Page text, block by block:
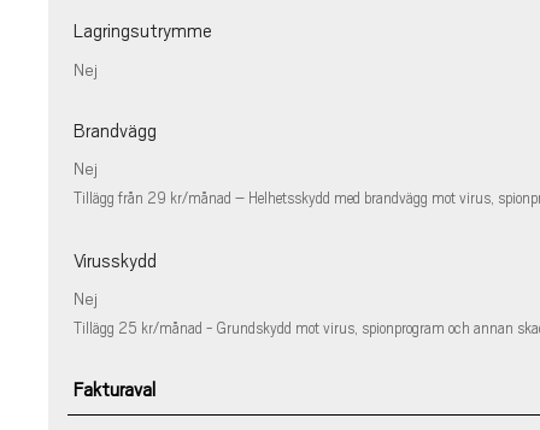
Lagringsutrymme
Nej
Brandvägg
Nej
Tillägg från 29 kr/månad – Helhetsskydd med brandvägg mot virus,
Virusskydd
Nej
Tillägg 25 kr/månad - Grundskydd mot virus, spionprogram och annan
Fakturaval